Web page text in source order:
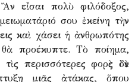
εἶσαι πολὺ φιλόδοξος,
σου ἐκείνη τὴν
καὶ χάσει ἡ ἀνθρωπότης
προέκυπτε. Τὸ ποίημα,
περισσότερες φορὲς δὲν
μιᾶς ἀτάκας, ὅπου